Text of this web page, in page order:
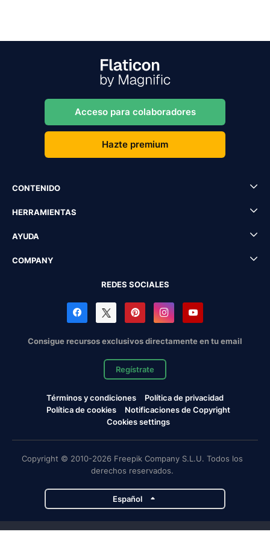
Acceso para colaboradores
Hazte premium
CONTENIDO
HERRAMIENTAS
AYUDA
COMPANY
REDES SOCIALES
Consigue recursos exclusivos directamente en tu email
Regístrate
Términos y condiciones
Política de privacidad
Política de cookies
Notificaciones de Copyright
Cookies settings
Copyright © 2010-2026 Freepik Company S.L.U. Todos los
derechos reservados.
Español